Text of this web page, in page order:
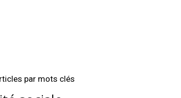
par mots clés